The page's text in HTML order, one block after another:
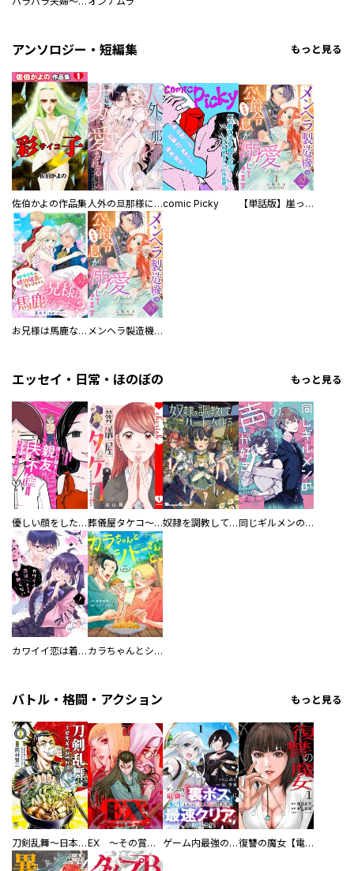
アンソロジー・短編集 もっと見る
佐伯かよの作品集 人外の旦那様に娶られ毎晩ナカまで愛される…。アンソロジーcomic Picky 【単話版】崖っぷち令嬢ですが、意地と策略で幸せになります！シリーズ
お兄様は馬鹿なんですか？～地味王女は婚約破棄に巻き込まれる～ メンヘラ製造機の公爵令息（過保護）が溺愛してきます
エッセイ・日常・ほのぼの もっと見る
優しい顔をした親友は、夫と不倫して私の家に入り込んできた。 葬儀屋タケコ～あなたの最期、叶えます【電子単行本版】 奴隷を調教してハーレム作る 同じギルメンの声が好き
カワイイ恋は着飾らない カラちゃんとシトーさんと、 【分冊版】
バトル・格闘・アクション もっと見る
刀剣乱舞～日本号つれづれ酒～ EX ～その賞金稼ぎは、世界の出口を探す～【単行本版】 ゲーム内最強の『裏ボス』に転生したので、主人公の代わりに最速クリアを目指します！【電子単行本版】 復讐の魔女【電子単行本版】